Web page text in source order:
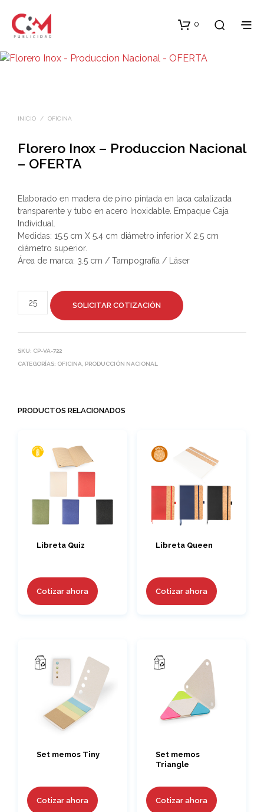
0
INICIO / OFICINA
Florero Inox – Produccion Nacional
– OFERTA
Elaborado en madera de pino pintada en laca catalizada
transparente y tubo en acero Inoxidable. Empaque Caja
Individual.
Medidas: 15.5 cm X 5.4 cm diámetro inferior X 2.5 cm
diámetro superior.
Área de marca: 3.5 cm / Tampografía / Láser
SOLICITAR COTIZACIÓN
SKU: CP-VA-722
CATEGORÍAS: OFICINA PRODUCCIÓN NACIONAL
PRODUCTOS RELACIONADOS
Libreta Quiz
Cotizar ahora
Libreta Queen
Cotizar ahora
Set memos Tiny
Cotizar ahora
Set memos
Triangle
Cotizar ahora